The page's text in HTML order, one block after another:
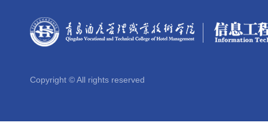
Copyright © All rights reserved